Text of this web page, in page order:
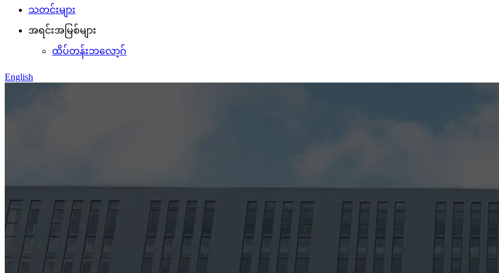
သတင်းများ
အရင်းအမြစ်များ
ထိပ်တန်းဘလော့ဂ်
English